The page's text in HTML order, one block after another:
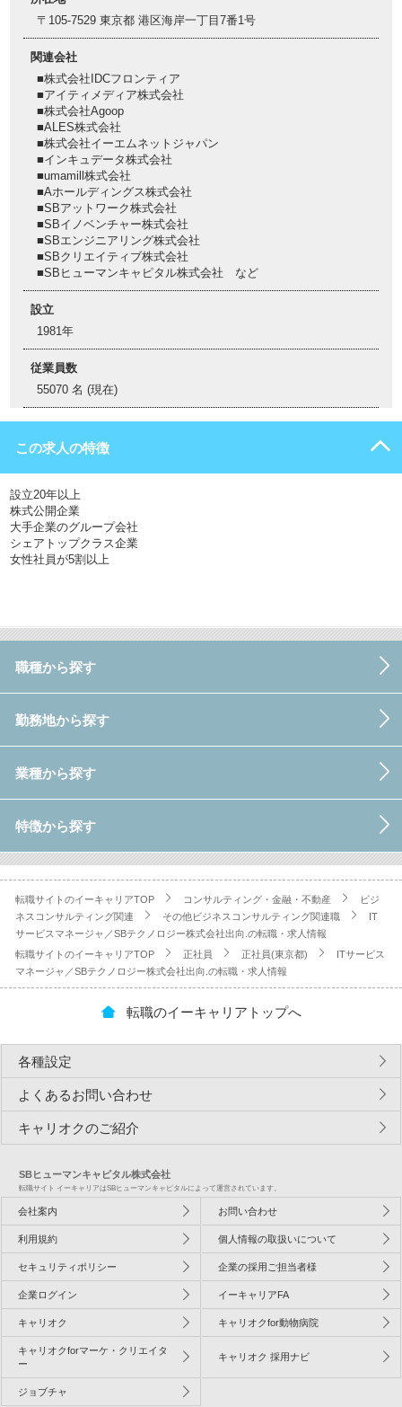
〒105-7529 東京都 港区海岸一丁目7番1号
関連会社
■株式会社IDCフロンティア
■アイティメディア株式会社
■株式会社Agoop
■ALES株式会社
■株式会社イーエムネットジャパン
■インキュデータ株式会社
■umamill株式会社
■Aホールディングス株式会社
■SBアットワーク株式会社
■SBイノベンチャー株式会社
■SBエンジニアリング株式会社
■SBクリエイティブ株式会社
■SBヒューマンキャピタル株式会社 など
設立
1981年
従業員数
55070 名 (現在)
この求人の特徴
設立20年以上
株式公開企業
大手企業のグループ会社
シェアトップクラス企業
女性社員が5割以上
職種から探す
勤務地から探す
業種から探す
特徴から探す
転職サイトのイーキャリアTOP コンサルティング・金融・不動産
ビジ
ネスコンサルティング関連
その他ビジネスコンサルティング関連職
IT
サービスマネージャ／SBテクノロジー株式会社出向.の転職・求人情報
転職サイトのイーキャリアTOP
正社員 正社員(東京都)
ITサービス
マネージャ／SBテクノロジー株式会社出向.の転職・求人情報
転職のイーキャリアトップへ
各種設定
よくあるお問い合わせ
キャリオクのご紹介
SBヒューマンキャピタル株式会社
転職サイト イーキャリアはSBヒューマンキャピタルによって運営されています。
会社案内 お問い合わせ
利用規約 個人情報の取扱いについて
セキュリティポリシー 企業の採用ご担当者様
企業ログイン イーキャリアFA
キャリオク キャリオクfor動物病院
キャリオクforマーケ・クリエイタ
ー
キャリオク 採用ナビ
ジョブチャ